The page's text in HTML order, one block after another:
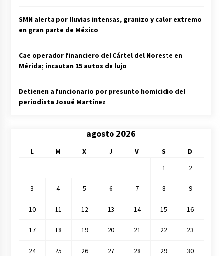
SMN alerta por lluvias intensas, granizo y calor extremo
en gran parte de México
Cae operador financiero del Cártel del Noreste en
Mérida; incautan 15 autos de lujo
Detienen a funcionario por presunto homicidio del
periodista Josué Martínez
agosto 2026
L M X J V S
D
1
2
3 4 5 6 7 8 9
10 11 12 13 14 15 16
17 18 19 20 21 22 23
24 25 26 27 28 29 30